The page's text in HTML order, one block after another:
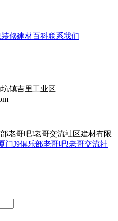
装修建材百科联系我们
镇吉里工业区
老哥吧!老哥交流社区建材有限
门J9俱乐部老哥吧!老哥交流社